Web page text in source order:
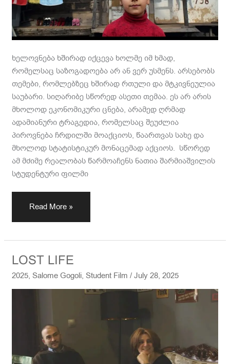
ხელოვნება ხშირად იქცევა ხოლმე იმ ხმად,
რომელსაც საზოგადოება არ ან ვერ უსმენს. არსებობს
თემები, რომლებზეც ხშირად რთული და მტკივნეულია
საუბარი. სიღარიბე სწორედ ასეთი თემაა. ეს არ არის
მხოლოდ ეკონომიკური ცნება, არამედ ღრმად
ადამიანური ტრაგედია, რომელსაც შეუძლია
პიროვნება ჩრდილში მოაქციოს, წაართვას სახე და
მხოლოდ სტატისტიკურ მონაცემად აქციოს. სწორედ
ამ მძიმე რეალობას წარმოაჩენს ნათია შარმიაშვილის
სტუდენტური ფილმი
Read More »
LOST LIFE
2025, Salome Gogoli, Student Film /July 28, 2025
LOST
LIFE